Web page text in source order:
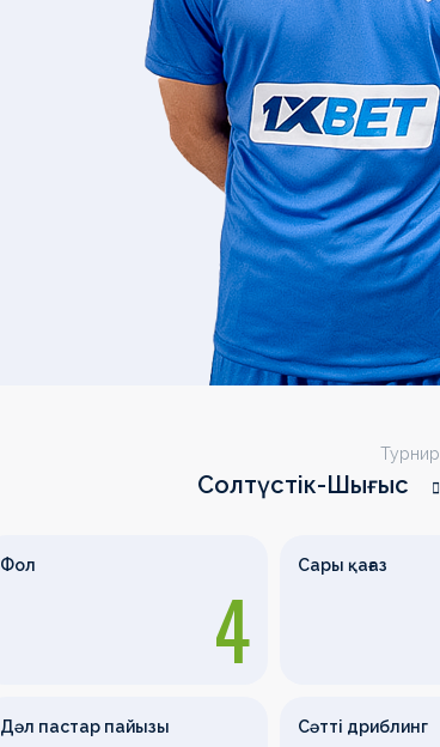
Турнир
Солтүстік-Шығыс
Фол
4
Сары қағаз
Дәл пастар пайызы Сәтті дриблинг